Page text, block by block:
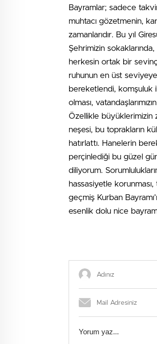
Bayramlar; sadece
muhtacı gözetmenin,
zamanlarıdır. Bu yıl
Şehrimizin
herkesin ortak bir
ruhunun en üst seviyeye
bereketlendi, komşuluk
olması,
Özellikle büyüklerimizin
neşesi, bu toprakların
hatırlattı. Hanelerin
perçinlediği bu güzel
diliyorum.
hassasiyetle
geçmiş Kurban
esenlik dolu nice